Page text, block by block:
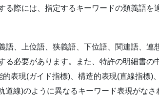
る際には、指定するキーワードの類義語を
、上位語、狭義語、下位語、関連語、連
必要があります。また、特許の明細書の
表現(ガイド指標)、構造的表現(直線指標)
線)のように異なるキーワード表現がなさ